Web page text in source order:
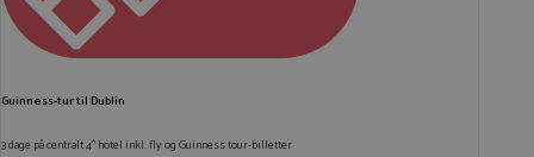
Guinness-tur til Dublin
3 dage på centralt 4* hotel inkl. fly og Guinness tour-billetter